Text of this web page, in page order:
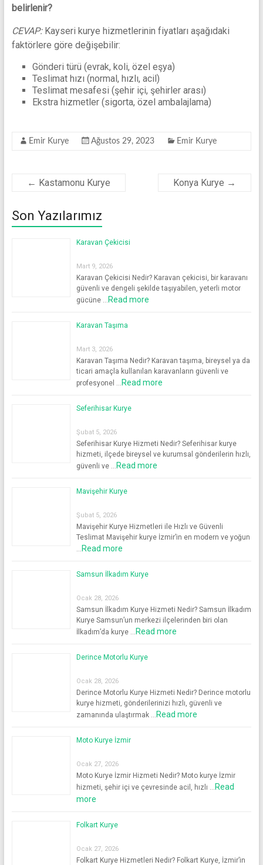
belirlenir?
CEVAP:Kayseri kurye hizmetlerinin fiyatları aşağıdaki
faktörlere göre değişebilir:
Gönderi türü (evrak, koli, özel eşya)
Teslimat hızı (normal, hızlı, acil)
Teslimat mesafesi (şehir içi, şehirler arası)
Ekstra hizmetler (sigorta, özel ambalajlama)
Emir Kurye Ağustos 29, 2023 Emir Kurye
← Kastamonu Kurye Konya Kurye →
Son Yazılarımız
Karavan Çekicisi
Mart 9, 2026
Karavan Çekicisi Nedir? Karavan çekicisi, bir karavanı
güvenli ve dengeli şekilde taşıyabilen, yeterli motor
gücüne … Read more
Karavan Taşıma
Mart 3, 2026
Karavan Taşıma Nedir? Karavan taşıma, bireysel ya da
ticari amaçla kullanılan karavanların güvenli ve
profesyonel … Read more
Seferihisar Kurye
Şubat 5, 2026
Seferihisar Kurye Hizmeti Nedir? Seferihisar kurye
hizmeti, ilçede bireysel ve kurumsal gönderilerin hızlı,
güvenli ve … Read more
Mavişehir Kurye
Şubat 5, 2026
Mavişehir Kurye Hizmetleri ile Hızlı ve Güvenli
Teslimat Mavişehir kurye İzmir’in en modern ve yoğun
… Read more
Samsun İlkadım Kurye
Ocak 28, 2026
Samsun İlkadım Kurye Hizmeti Nedir? Samsun İlkadım
Kurye Samsun’un merkezi ilçelerinden biri olan
İlkadım’da kurye … Read more
Derince Motorlu Kurye
Ocak 28, 2026
Derince Motorlu Kurye Hizmeti Nedir? Derince motorlu
kurye hizmeti, gönderilerinizi hızlı, güvenli ve
zamanında ulaştırmak … Read more
Moto Kurye İzmir
Ocak 27, 2026
Moto Kurye İzmir Hizmeti Nedir? Moto kurye İzmir
hizmeti, şehir içi ve çevresinde acil, hızlı … Read
more
Folkart Kurye
Ocak 27, 2026
Folkart Kurye Hizmetleri Nedir? Folkart Kurye, İzmir’in